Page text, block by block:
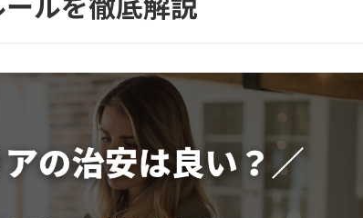
ルを徹底解説